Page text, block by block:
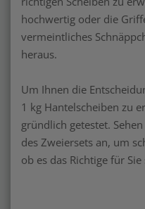
hochwertig oder die
vermeintliches
heraus.
Um Ihnen die
1 kg Hantelscheiben zu
gründlich getestet.
des Zweiersets an, um
ob es das Richtige für